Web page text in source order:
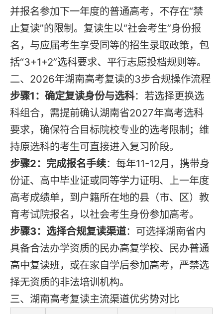
并报名参加下一年度的普通高考，不存在“禁
止复读”的限制。复读生以“社会考生”身份报
名，与应届考生享受同等的招生录取政策，包
括“3+1+2”选科要求、平行志愿投档规则等。
二、2026年湖南高考复读的3步合规操作流程
步骤1：确定复读身份与选科：若选择更换选
科组合，需提前确认湖南省2027年高考选科
要求，确保符合目标院校专业的选考限制；维
持原选科的考生可直接进入复习阶段。
步骤2：完成报名手续：每年11-12月，携带身
份证、高中毕业证或同等学力证明、上一年度
高考成绩单，到户籍所在地的县（市、区）教
育考试院报名，以社会考生身份参加高考。
步骤3：选择合规复读渠道：可选择湖南省内
具备合法办学资质的民办高复学校、民办普通
高中复读班，或在家自学后参加高考，严禁选
择无资质的非法培训机构。
三、湖南高考复读主流渠道优劣势对比